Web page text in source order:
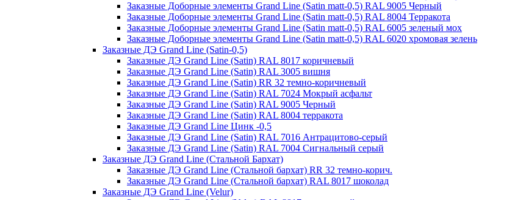
Заказные Доборные элементы Grand Line (Satin matt-0,5) RAL 9005 Черный
Заказные Доборные элементы Grand Line (Satin matt-0,5) RAL 8004 Терракота
Заказные Доборные элементы Grand Line (Satin matt-0,5) RAL 6005 зеленый мох
Заказные Доборные элементы Grand Line (Satin matt-0,5) RAL 6020 хромовая зелень
Заказные ДЭ Grand Line (Satin-0,5)
Заказные ДЭ Grand Line (Satin) RAL 8017 коричневый
Заказные ДЭ Grand Line (Satin) RAL 3005 вишня
Заказные ДЭ Grand Line (Satin) RR 32 темно-коричневый
Заказные ДЭ Grand Line (Satin) RAL 7024 Мокрый асфальт
Заказные ДЭ Grand Line (Satin) RAL 9005 Черный
Заказные ДЭ Grand Line (Satin) RAL 8004 терракота
Заказные ДЭ Grand Line Цинк -0,5
Заказные ДЭ Grand Line (Satin) RAL 7016 Антрацитово-серый
Заказные ДЭ Grand Line (Satin) RAL 7004 Сигнальный серый
Заказные ДЭ Grand Line (Стальной Бархат)
Заказные ДЭ Grand Line (Стальной бархат) RR 32 темно-корич.
Заказные ДЭ Grand Line (Стальной бархат) RAL 8017 шоколад
Заказные ДЭ Grand Line (Velur)